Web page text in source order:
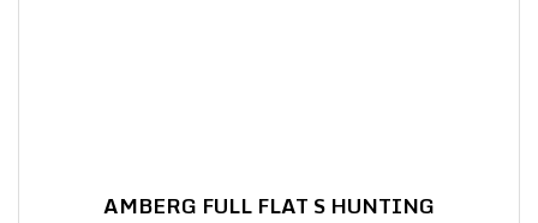
AMBERG FULL FLAT S HUNTING